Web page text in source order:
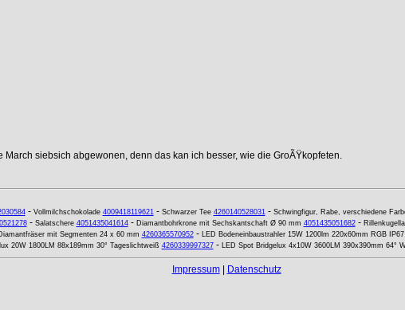
siebsich abgewonen, denn das kan ich besser, wie die GroÃŸkopfeten.
- Vollmilchschokolade 4009418119621- Schwarzer Tee 4260140528031- Schwingfigur, Rabe, verschiedene
- Salatschere 4051435041614- Diamantbohrkrone mit Sechskantschaft Ø 90 mm 4051435051682-
mit Segmenten 24 x 60 mm 4260365570952- LED Bodeneinbaustrahler 15W 1200lm 220x60mm RGB IP67
20W 1800LM 88x189mm 30° Tageslichtweiß 4260339997327- LED Spot Bridgelux 4x10W 3600LM 390x390mm 64°
Impressum| Datenschutz